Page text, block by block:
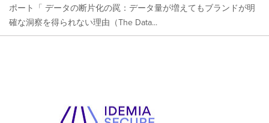
ポート「 データの断片化の罠：データ量が増えてもブランドが明
確な洞察を得られない理由（The Data...